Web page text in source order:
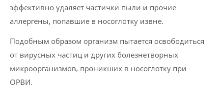
эффективно удаляет частички пыли и прочие
аллергены, попавшие в носоглотку извне.
Подобным образом организм пытается освободиться
от вирусных частиц и других болезнетворных
микроорганизмов, проникших в носоглотку при
ОРВИ.